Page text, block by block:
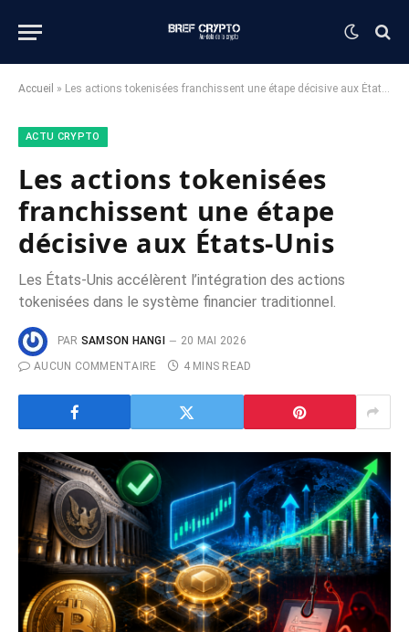
Accueil » Les actions tokenisées franchissent une étape décisive aux États-Unis
ACTU CRYPTO
Les actions tokenisées
franchissent une étape
décisive aux États-Unis
Les États-Unis accélèrent l’intégration des actions
tokenisées dans le système financier traditionnel.
PAR SAMSON HANGI
20 MAI 2026
AUCUN COMMENTAIRE
4 MINS READ